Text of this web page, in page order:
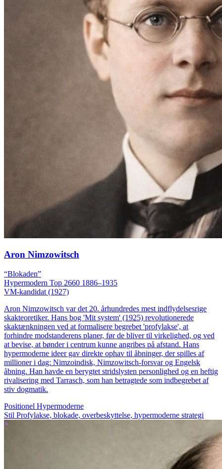
Aron Nimzowitsch
“Blokaden”
Hypermodern Top 2660 1886–1935
VM-kandidat (1927)
Aron Nimzowitsch var det 20. århundredes mest indflydelsesrige
skakteoretiker. Hans bog 'Mit system' (1925) revolutionerede
skaktænkningen ved at formalisere begrebet 'profylakse', at
forhindre modstanderens planer, før de bliver til virkelighed, og ved
at bevise, at bønder i centrum kunne angribes på afstand. Hans
hypermoderne ideer gav direkte ophav til åbninger, der spilles af
millioner i dag: Nimzoindisk, Nimzowitsch-forsvar og Engelsk
åbning. Han havde en berygtet stridslysten personlighed og en heftig
rivalisering med Tarrasch, som han betragtede som indbegrebet af
stiv dogmatik.
Positionel Hypermoderne
Stil Profylakse, blokade, overbeskyttelse, hypermoderne strategi